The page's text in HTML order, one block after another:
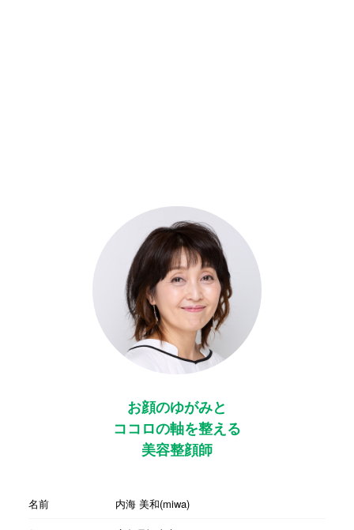
お顔のゆがみと
ココロの軸を整える
美容整顔師
名前
内海 美和(miwa)